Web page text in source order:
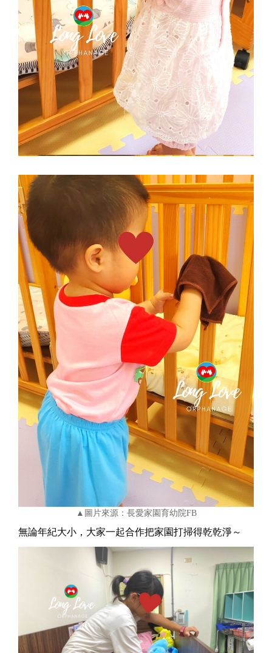
▲圖片來源：長愛家園育幼院FB
無論年紀大小，大家一起合作把家園打掃得乾乾淨～